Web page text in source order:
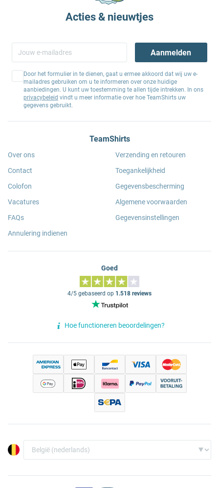
Acties & nieuwtjes
Aanmelden
Door het formulier in te dienen, gaat u ermee akkoord dat wij uw e-
mailadres gebruiken om u te informeren over onze huidige
aanbiedingen. U kunt uw toestemming te allen tijde intrekken. In ons
privacybeleid vindt u meer informatie over hoe TeamShirts uw
gegevens gebruikt.
TeamShirts
Over ons
Contact
Colofon
Vacatures
FAQs
Annulering indienen
Verzending en retouren
Toegankelijkheid
Gegevensbescherming
Algemene voorwaarden
Gegevensinstellingen
Goed
4/5 gebaseerd op 1.518 reviews
Hoe functioneren beoordelingen?